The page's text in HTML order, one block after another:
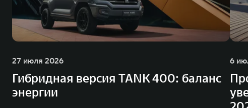
27 июля 2026
Гибридная версия TANK 400: баланс
энергии
6